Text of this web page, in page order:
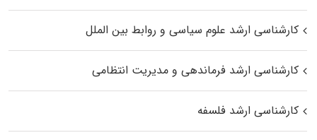
کارشناسی ارشد علوم سیاسی و روابط بین الملل
کارشناسی ارشد فرماندهی و مدیریت انتظامی
کارشناسی ارشد فلسفه